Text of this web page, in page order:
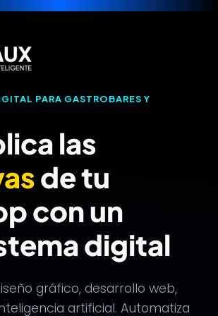
PARA GASTROBARES Y
las
de tu
con un
digital
gráfico, desarrollo web,
artificial. Automatiza